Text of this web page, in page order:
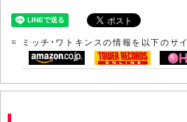
ミッチ・ワトキンスの情報を以下のサ